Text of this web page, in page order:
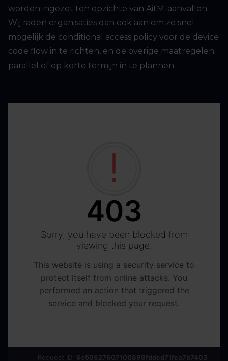
worden ingezet ten opzichte van AitM-aanvallen.
Wij raden organisaties dan ook aan om zo snel
mogelijk de conditional access policy voor de device
code flow in te richten, en de overige maatregelen
parallel of op korte termijn in te plannen.